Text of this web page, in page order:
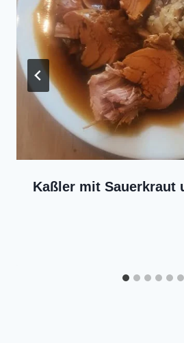
Kaßler mit Sauerkraut